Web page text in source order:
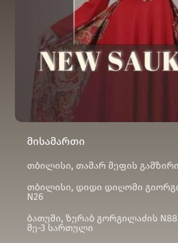
მისამართი
თბილისი, თამარ მეფის
თბილისი, დიდი დიღომი
N26
ბათუმი, ზურაბ გორგილაძის
მე-3 სართული